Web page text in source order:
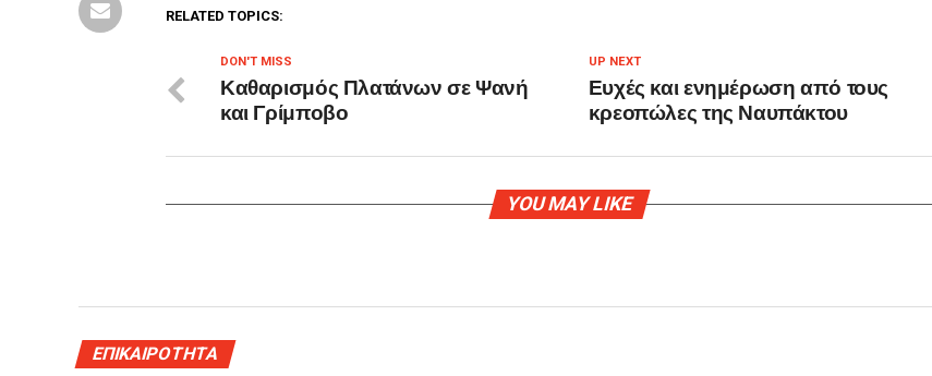
RELATED TOPICS:
UP NEXT
Ευχές και ενημέρωση από τους
κρεοπώλες της Ναυπάκτου
DON'T MISS
Καθαρισμός Πλατάνων σε Ψανή
και Γρίμποβο
YOU MAY LIKE
ΕΠΙΚΑΙΡΟΤΗΤΑ